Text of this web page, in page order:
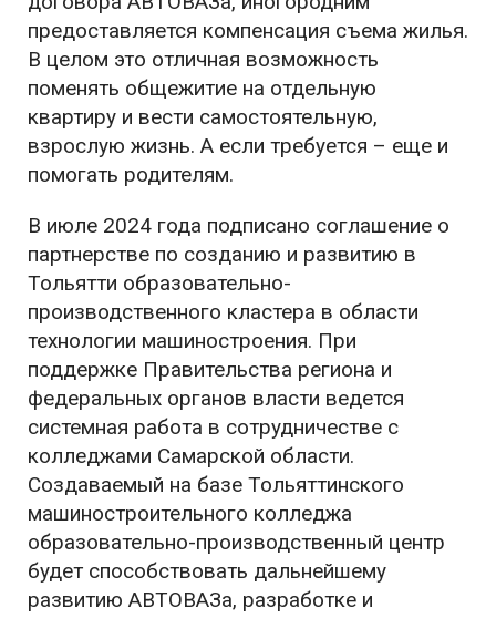
предоставляется компенсация съема жилья.
В целом это отличная возможность
поменять общежитие на отдельную
квартиру и вести самостоятельную,
взрослую жизнь. А если требуется – еще и
помогать родителям.
В июле 2024 года подписано соглашение о
партнерстве по созданию и развитию в
Тольятти образовательно-
производственного кластера в области
технологии машиностроения. При
поддержке Правительства региона и
федеральных органов власти ведется
системная работа в сотрудничестве с
колледжами Самарской области.
Создаваемый на базе Тольяттинского
машиностроительного колледжа
образовательно-производственный центр
будет способствовать дальнейшему
развитию АВТОВАЗа, разработке и